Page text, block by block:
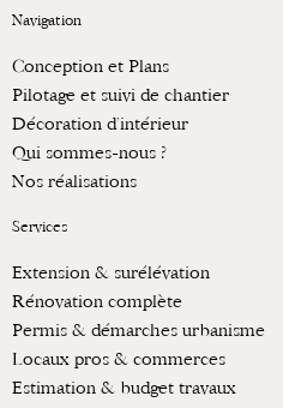
e
o
o
k
t
e
r
b
e
g
r
a
m
Navigation
Conception et Plans
Pilotage et suivi de chantier
Décoration d’intérieur
Qui sommes-nous ?
Nos réalisations
Services
Extension & surélévation
Rénovation complète
Permis & démarches urbanisme
Locaux pros & commerces
Estimation & budget travaux